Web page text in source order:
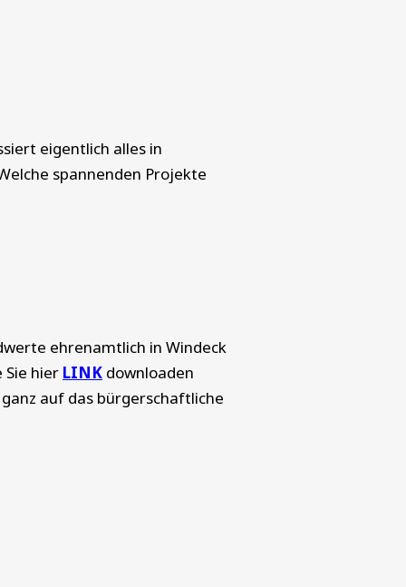
eigentlich alles in
spannenden Projekte
ehrenamtlich in Windeck
Sie hier LINK downloaden
auf das bürgerschaftliche